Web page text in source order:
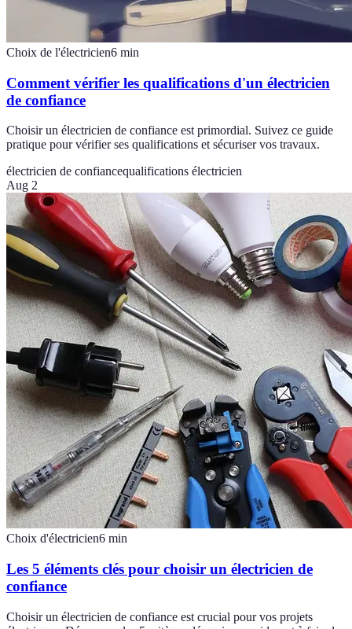
Choix de l'électricien6 min
Comment vérifier les qualifications d'un électricien
de confiance
Choisir un électricien de confiance est primordial. Suivez ce guide
pratique pour vérifier ses qualifications et sécuriser vos travaux.
électricien de confiancequalifications électricien
Aug 2
Choix d'électricien6 min
Les 5 éléments clés pour choisir un électricien de
confiance
Choisir un électricien de confiance est crucial pour vos projets